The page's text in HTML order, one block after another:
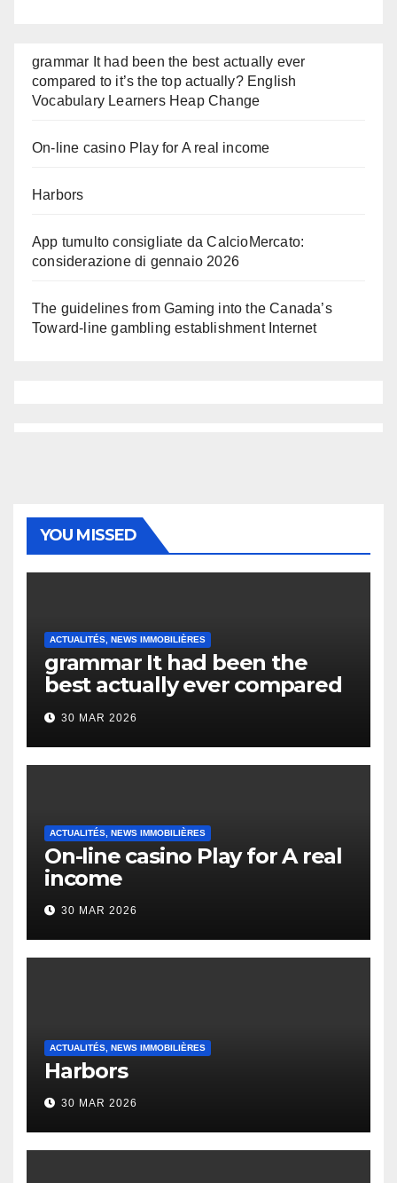
grammar It had been the best actually ever
compared to it’s the top actually? English
Vocabulary Learners Heap Change
On-line casino Play for A real income
Harbors
App tumulto consigliate da CalcioMercato:
considerazione di gennaio 2026
The guidelines from Gaming into the Canada’s
Toward-line gambling establishment Internet
YOU MISSED
ACTUALITÉS, NEWS IMMOBILIÈRES
grammar It had been the
best actually ever compared
to it’s the top actually?
English Vocabulary Learners
Heap Change
30 MAR 2026
ACTUALITÉS, NEWS IMMOBILIÈRES
On-line casino Play for A real
income
30 MAR 2026
ACTUALITÉS, NEWS IMMOBILIÈRES
Harbors
30 MAR 2026